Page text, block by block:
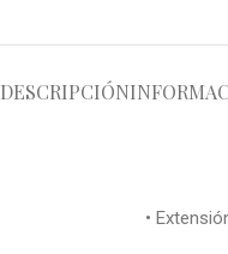
DESCRIPCIÓN
•